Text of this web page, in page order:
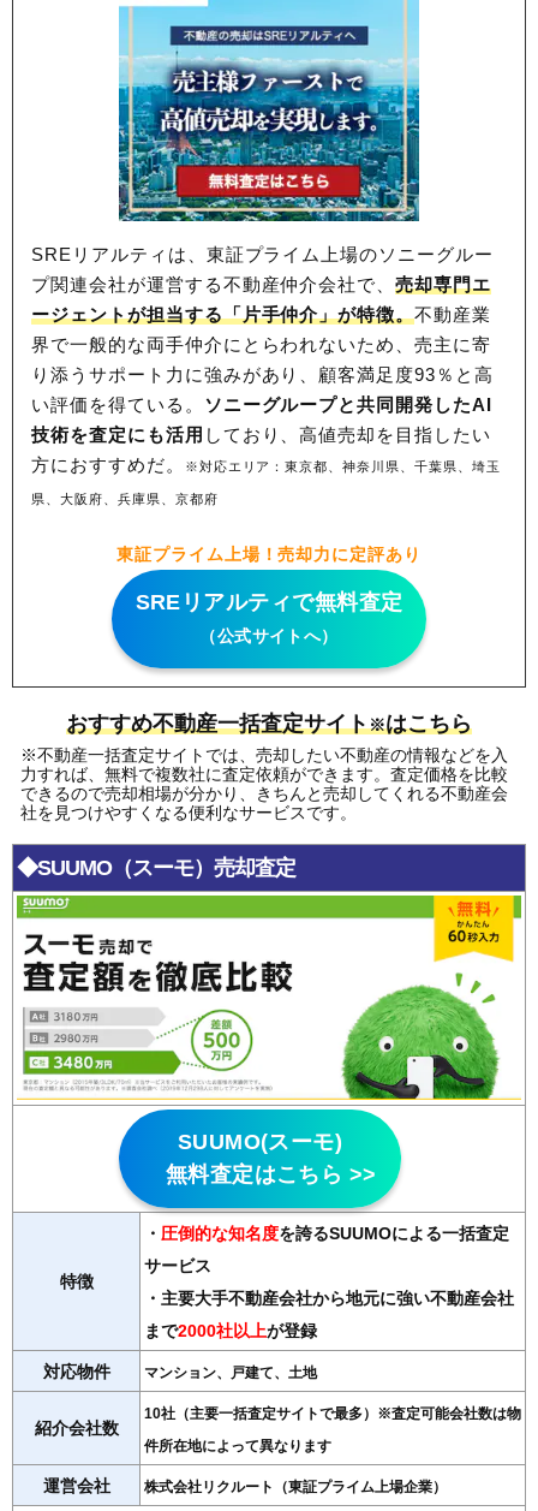
SREリアルティは、東証プライム上場のソニーグルー
プ関連会社が運営する不動産仲介会社で、売却専門エ
ージェントが担当する「片手仲介」が特徴。不動産業
界で一般的な両手仲介にとらわれないため、売主に寄
り添うサポート力に強みがあり、顧客満足度93％と高
い評価を得ている。 ソニーグループと共同開発したAI
技術を査定にも活用 しており、高値売却を目指したい
方におすすめだ。
※対応エリア：東京都、神奈川県、千葉県、埼玉
県、大阪府、兵庫県、京都府
東証プライム上場！売却力に定評あり
SREリアルティで無料査定
（公式サイトへ）
おすすめ不動産一括査定サイト※はこちら
※不動産一括査定サイトでは、売却したい不動産の情報などを入
力すれば、無料で複数社に査定依頼ができます。査定価格を比較
できるので売却相場が分かり、きちんと売却してくれる不動産会
社を見つけやすくなる便利なサービスです。
◆SUUMO（スーモ）売却査定
SUUMO(スーモ)
無料査定はこちら >>
特徴
・ 圧倒的な知名度を誇るSUUMOによる一括査定
サービス
・主要大手不動産会社から地元に強い不動産会社
まで2000社以上が登録
対応物件 マンション、戸建て、土地
紹介会社数
10社（主要一括査定サイトで最多）※査定可能会社数は物
件所在地によって異なります
運営会社 株式会社リクルート（東証プライム上場企業）